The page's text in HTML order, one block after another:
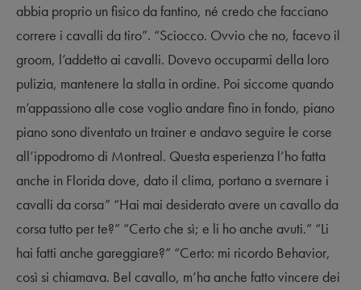
abbia proprio un fisico da fantino, né credo che facciano
correre i cavalli da tiro”. “Sciocco. Ovvio che no, facevo il
groom, l’addetto ai cavalli. Dovevo occuparmi della loro
pulizia, mantenere la stalla in ordine. Poi siccome quando
m’appassiono alle cose voglio andare fino in fondo, piano
piano sono diventato un trainer e andavo seguire le corse
all’ippodromo di Montreal. Questa esperienza l’ho fatta
anche in Florida dove, dato il clima, portano a svernare i
cavalli da corsa” “Hai mai desiderato avere un cavallo da
corsa tutto per te?” “Certo che sì; e li ho anche avuti.” “Li
hai fatti anche gareggiare?” “Certo: mi ricordo Behavior,
così si chiamava. Bel cavallo, m’ha anche fatto vincere dei